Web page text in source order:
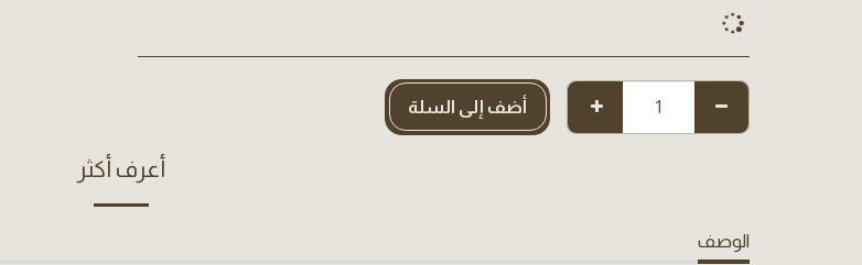
أضف إلى السلة
أعرف أكثر
الوصف